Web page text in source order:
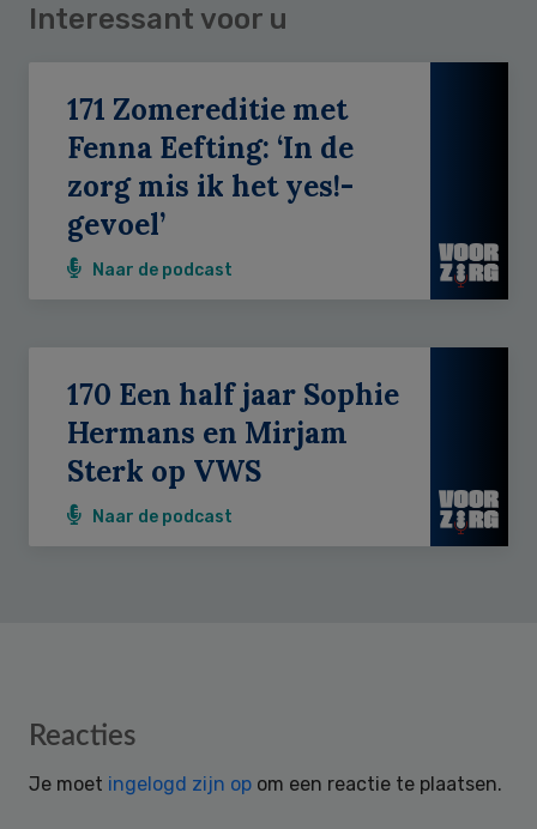
Interessant voor u
171 Zomereditie met
Fenna Eefting: ‘In de
zorg mis ik het yes!-
gevoel’
Naar de podcast
170 Een half jaar Sophie
Hermans en Mirjam
Sterk op VWS
Naar de podcast
Reader
Reacties
Je moet ingelogd zijn op om een reactie te plaatsen.